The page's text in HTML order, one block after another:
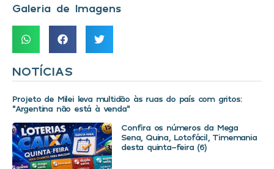
Galeria de Imagens
NOTÍCIAS
Projeto de Milei leva multidão às ruas do país com gritos:
“Argentina não está à venda”
Confira os números da Mega
Sena, Quina, Lotofácil, Timemania
desta quinta-feira (6)